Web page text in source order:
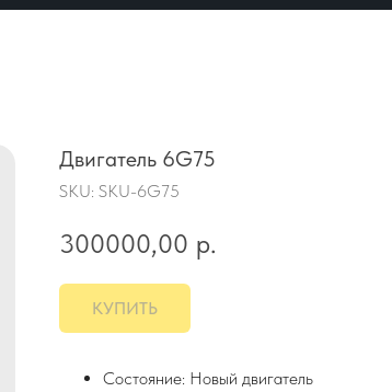
Двигатель 6G75
SKU: SKU-6G75
300000,00 р.
КУПИТЬ
Состояние: Новый двигатель